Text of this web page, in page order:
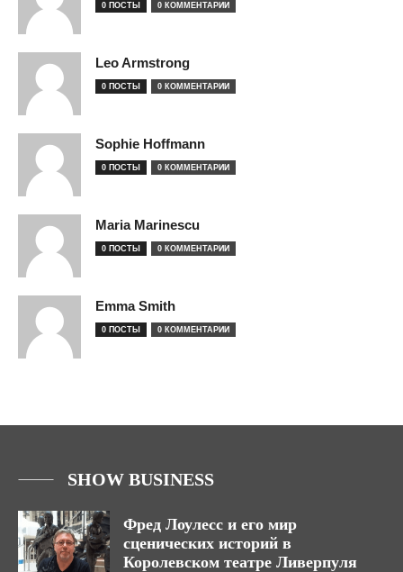
0 ПОСТЫ 0 КОММЕНТАРИИ
Leo Armstrong
0 ПОСТЫ 0 КОММЕНТАРИИ
Sophie Hoffmann
0 ПОСТЫ 0 КОММЕНТАРИИ
Maria Marinescu
0 ПОСТЫ 0 КОММЕНТАРИИ
Emma Smith
0 ПОСТЫ 0 КОММЕНТАРИИ
SHOW BUSINESS
Фред Лоулесс и его мир
сценических историй в
Королевском театре Ливерпуля